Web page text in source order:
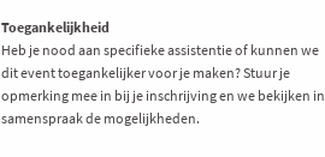
Toegankelijkheid
Heb je nood aan specifieke assistentie of kunnen we
dit event toegankelijker voor je maken? Stuur je
opmerking mee in bij je inschrijving en we bekijken in
samenspraak de mogelijkheden.